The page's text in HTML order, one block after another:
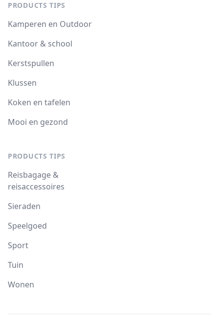
PRODUCTS TIPS
Kamperen en Outdoor
Kantoor & school
Kerstspullen
Klussen
Koken en tafelen
Mooi en gezond
PRODUCTS TIPS
Reisbagage &
reisaccessoires
Sieraden
Speelgoed
Sport
Tuin
Wonen